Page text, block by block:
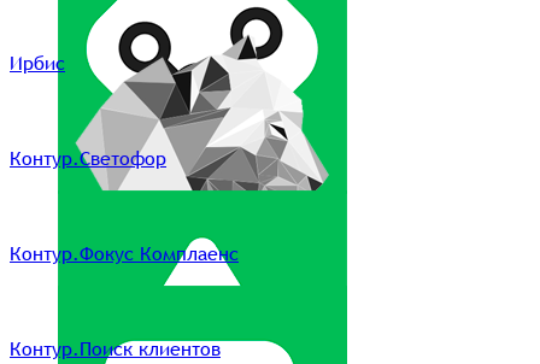
Ирбис
Контур.Светофор
Контур.Фокус Комплаенс
Контур.Поиск клиентов